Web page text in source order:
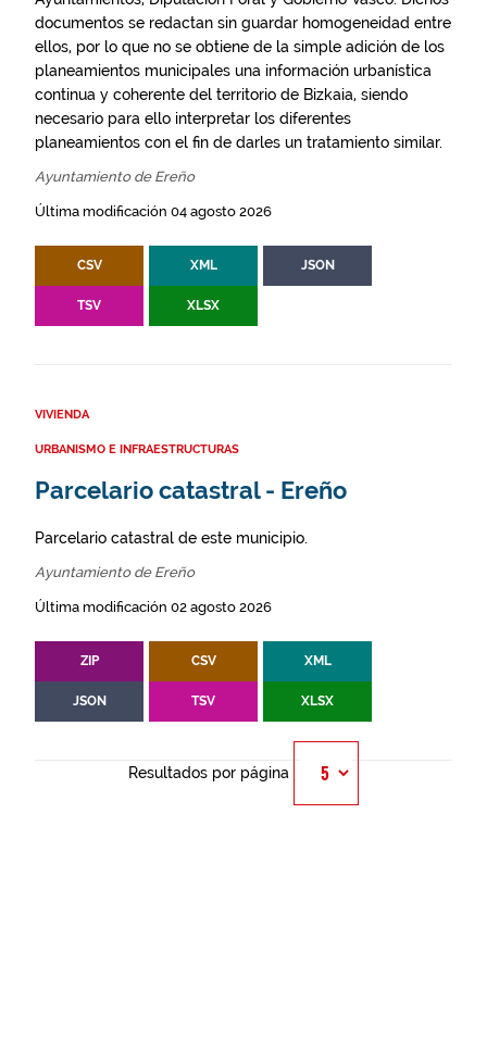
documentos se redactan sin guardar homogeneidad entre
ellos, por lo que no se obtiene de la simple adición de los
planeamientos municipales una información urbanística
continua y coherente del territorio de Bizkaia, siendo
necesario para ello interpretar los diferentes
planeamientos con el fin de darles un tratamiento similar.
Ayuntamiento de Ereño
Última modificación 04 agosto 2026
CSV XML JSON
TSV XLSX
VIVIENDA
URBANISMO E INFRAESTRUCTURAS
Parcelario catastral - Ereño
Parcelario catastral de este municipio.
Ayuntamiento de Ereño
Última modificación 02 agosto 2026
ZIP CSV XML
JSON TSV XLSX
Resultados por página